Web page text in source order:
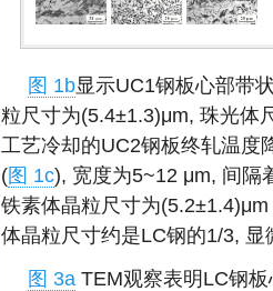
图 1b显示UC1钢板心部带
粒尺寸为(5.4±1.3)μm, 珠光体
工艺冷却的UC2钢板终轧温
(图 1c), 宽度为5~12 μm, 间隔
铁素体晶粒尺寸为(5.2±1.4)μm
体晶粒尺寸约是LC钢的1/3,
图 3a TEM观察表明LC钢